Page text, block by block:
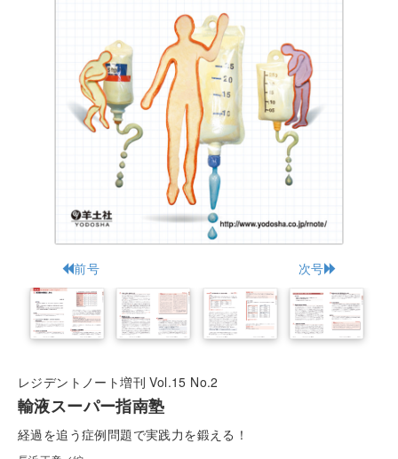
前号 次号
レジデントノート増刊 Vol.15 No.2
輸液スーパー指南塾
経過を追う症例問題で実践力を鍛える！